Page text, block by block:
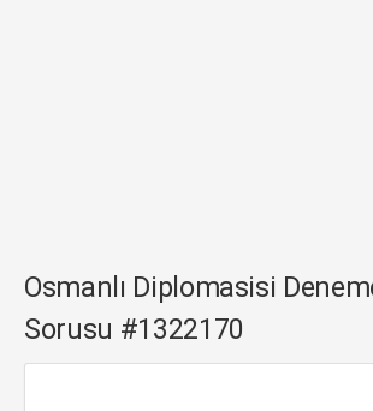
Osmanlı Diplomasisi
Sorusu #1322170